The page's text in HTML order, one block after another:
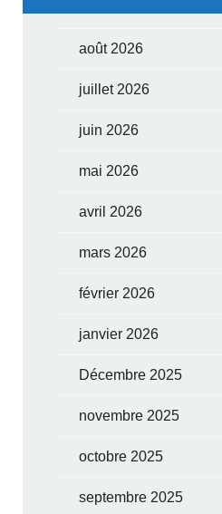
août 2026
juillet 2026
juin 2026
mai 2026
avril 2026
mars 2026
février 2026
janvier 2026
Décembre 2025
novembre 2025
octobre 2025
septembre 2025